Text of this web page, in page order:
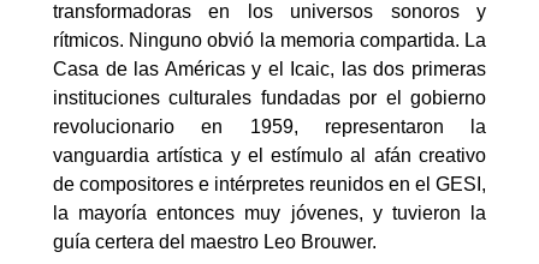
transformadoras en los universos sonoros y
rítmicos. Ninguno obvió la memoria compartida. La
Casa de las Américas y el Icaic, las dos primeras
instituciones culturales fundadas por el gobierno
revolucionario en 1959, representaron la
vanguardia artística y el estímulo al afán creativo
de compositores e intérpretes reunidos en el GESI,
la mayoría entonces muy jóvenes, y tuvieron la
guía certera del maestro Leo Brouwer.